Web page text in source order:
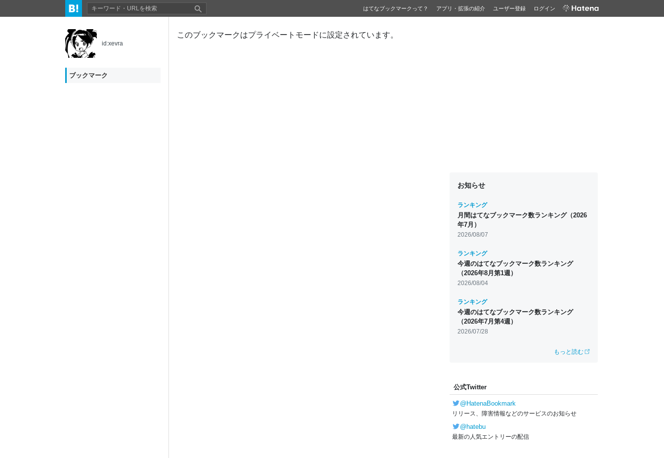
はてなブックマークって？ アプリ・拡張の紹介 ユーザー登録 ログイン
id:xevra
ブックマーク
このブックマークはプライベートモードに設定されています。
お知らせ
ランキング
月間はてなブックマーク数ランキング（2026
年7月）
2026/08/07
ランキング
今週のはてなブックマーク数ランキング
（2026年8月第1週）
2026/08/04
ランキング
今週のはてなブックマーク数ランキング
（2026年7月第4週）
2026/07/28
もっと読む
公式Twitter
@HatenaBookmark
リリース、障害情報などのサービスのお知らせ
@hatebu
最新の人気エントリーの配信